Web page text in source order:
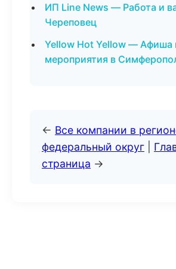
ИП Line News — Работа и
Череповец
Yellow Hot Yellow — Афиша
мероприятия в
← Все компании в
федеральный округ
страница →